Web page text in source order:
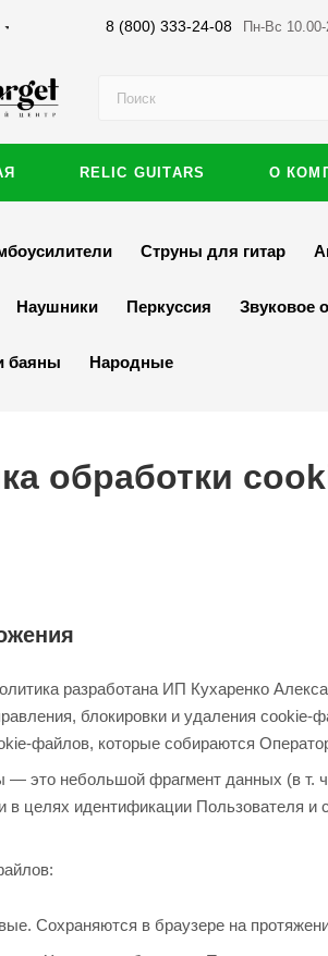
8 (800) 333-24-08 Пн-Вс
RELIC GUITARS О
Струны для гитар
Наушники Перкуссия Звуковое
баяны Народные
обработки
разработана ИП Кухаренко
блокировки и удаления
файлов, которые собираются
это небольшой фрагмент данных (в т.
в целях идентификации Пользователя
Сохраняются в браузере на